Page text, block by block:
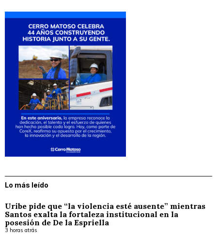
Lo más leído
Uribe pide que “la violencia esté ausente” mientras
Santos exalta la fortaleza institucional en la
posesión de De la Espriella
3 horas atrás